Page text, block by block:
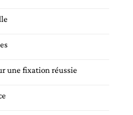
une fixation réussie